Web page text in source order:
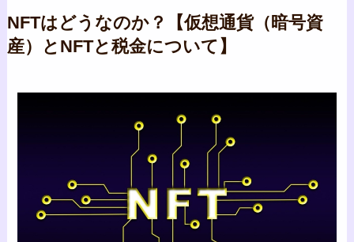
NFTはどうなのか？【仮想通貨（暗号資
産）とNFTと税金について】